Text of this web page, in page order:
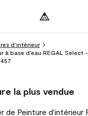
d’intérieur
à base d'eau REGAL Select
la plus vendue